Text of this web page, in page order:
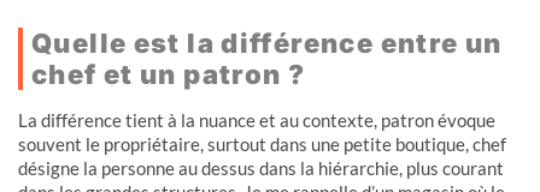
Quelle est la différence entre un
chef et un patron ?
La différence tient à la nuance et au contexte, patron évoque
souvent le propriétaire, surtout dans une petite boutique, chef
désigne la personne au dessus dans la hiérarchie, plus courant